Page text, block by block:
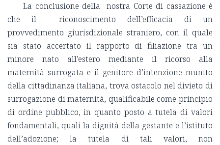
La conclusione della nostra Corte di cassazione è
che il riconoscimento dell’efficacia di un
provvedimento giurisdizionale straniero, con il quale
sia stato accertato il rapporto di filiazione tra un
minore nato all’estero mediante il ricorso alla
maternità surrogata e il genitore d’intenzione munito
della cittadinanza italiana, trova ostacolo nel divieto di
surrogazione di maternità, qualificabile come principio
di ordine pubblico, in quanto posto a tutela di valori
fondamentali, quali la dignità della gestante e l’istituto
dell’adozione; la tutela di tali valori, non